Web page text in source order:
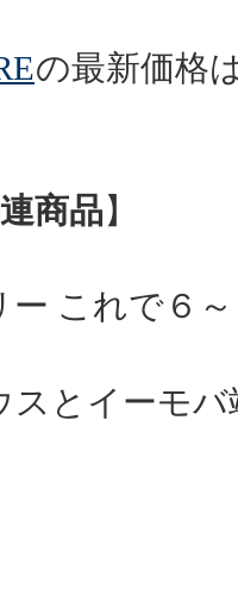
の最新価格
商品】
ー これで６
スとイーモ